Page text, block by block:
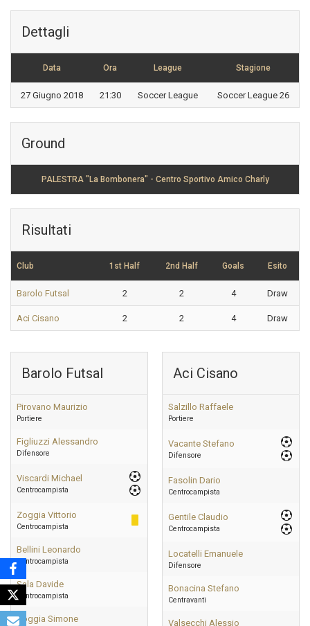
Dettagli
Data Ora League Stagione
27 Giugno 2018 21:30 Soccer League Soccer League 26
Ground
PALESTRA "La Bombonera" - Centro Sportivo Amico Charly
Risultati
Club 1st Half 2nd Half Goals Esito
Barolo Futsal 2 2 4 Draw
Aci Cisano 2 2 4 Draw
Barolo Futsal
Pirovano Maurizio
Portiere
Figliuzzi Alessandro
Difensore
Viscardi Michael
Centrocampista
Zoggia Vittorio
Centrocampista
Bellini Leonardo
Centrocampista
Sala Davide
Centrocampista
Zoggia Simone
Aci Cisano
Salzillo Raffaele
Portiere
Vacante Stefano
Difensore
Fasolin Dario
Centrocampista
Gentile Claudio
Centrocampista
Locatelli Emanuele
Difensore
Bonacina Stefano
Centravanti
Valsecchi Alessio